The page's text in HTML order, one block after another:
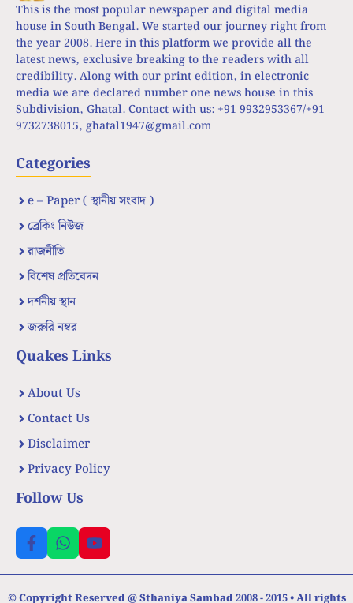
This is the most popular newspaper and digital media
house in South Bengal. We started our journey right from
the year 2008. Here in this platform we provide all the
latest news, exclusive breaking to the readers with all
credibility. Along with our print edition, in electronic
media we are declared number one news house in this
Subdivision, Ghatal. Contact with us: +91 9932953367/+91
9732738015, ghatal1947@gmail.com
Categories
e – Paper ( স্থানীয় সংবাদ )
ব্রেকিং নিউজ
রাজনীতি
বিশেষ প্রতিবেদন
দর্শনীয় স্থান
জরুরি নম্বর
Quakes Links
About Us
Contact Us
Disclaimer
Privacy Policy
Follow Us
© Copyright Reserved @ Sthaniya Sambad 2008 - 2015 • All rights